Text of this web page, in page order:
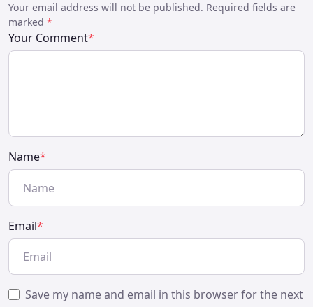
Your email address will not be published. Required fields are
marked *
Your Comment*
Name*
Email*
Save my name and email in this browser for the next